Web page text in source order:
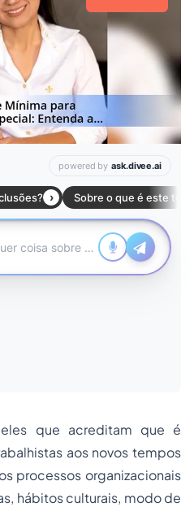
que acreditam que é
aos novos tempos
processos organizacionais
hábitos culturais, modo de